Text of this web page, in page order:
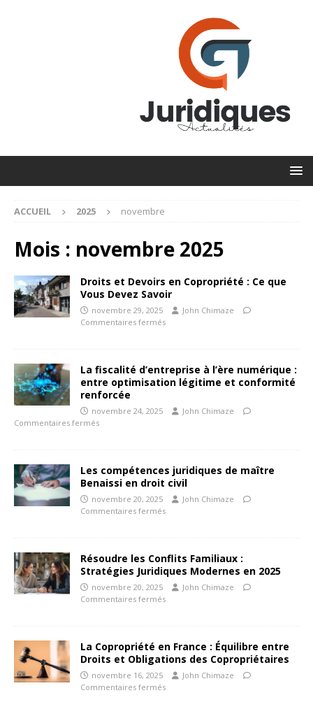
ACCUEIL 2025 novembre
Mois : novembre 2025
Droits et Devoirs en Copropriété : Ce que
Vous Devez Savoir
novembre 29, 2025
John Chimaze
Commentaires fermés
La fiscalité d’entreprise à l’ère numérique :
entre optimisation légitime et conformité
renforcée
novembre 24, 2025
John Chimaze
Commentaires fermés
Les compétences juridiques de maître
Benaissi en droit civil
novembre 20, 2025
John Chimaze
Commentaires fermés
Résoudre les Conflits Familiaux :
Stratégies Juridiques Modernes en 2025
novembre 20, 2025
John Chimaze
Commentaires fermés
La Copropriété en France : Équilibre entre
Droits et Obligations des Copropriétaires
novembre 16, 2025
John Chimaze
Commentaires fermés